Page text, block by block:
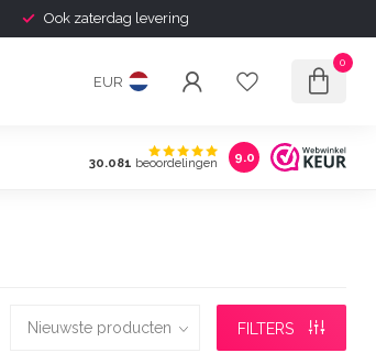
Ook zaterdag levering
EUR
0
30.081 beoordelingen 9.0
FILTERS